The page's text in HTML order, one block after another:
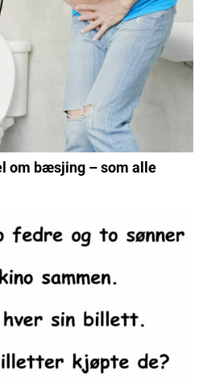
om bæsjing – som alle